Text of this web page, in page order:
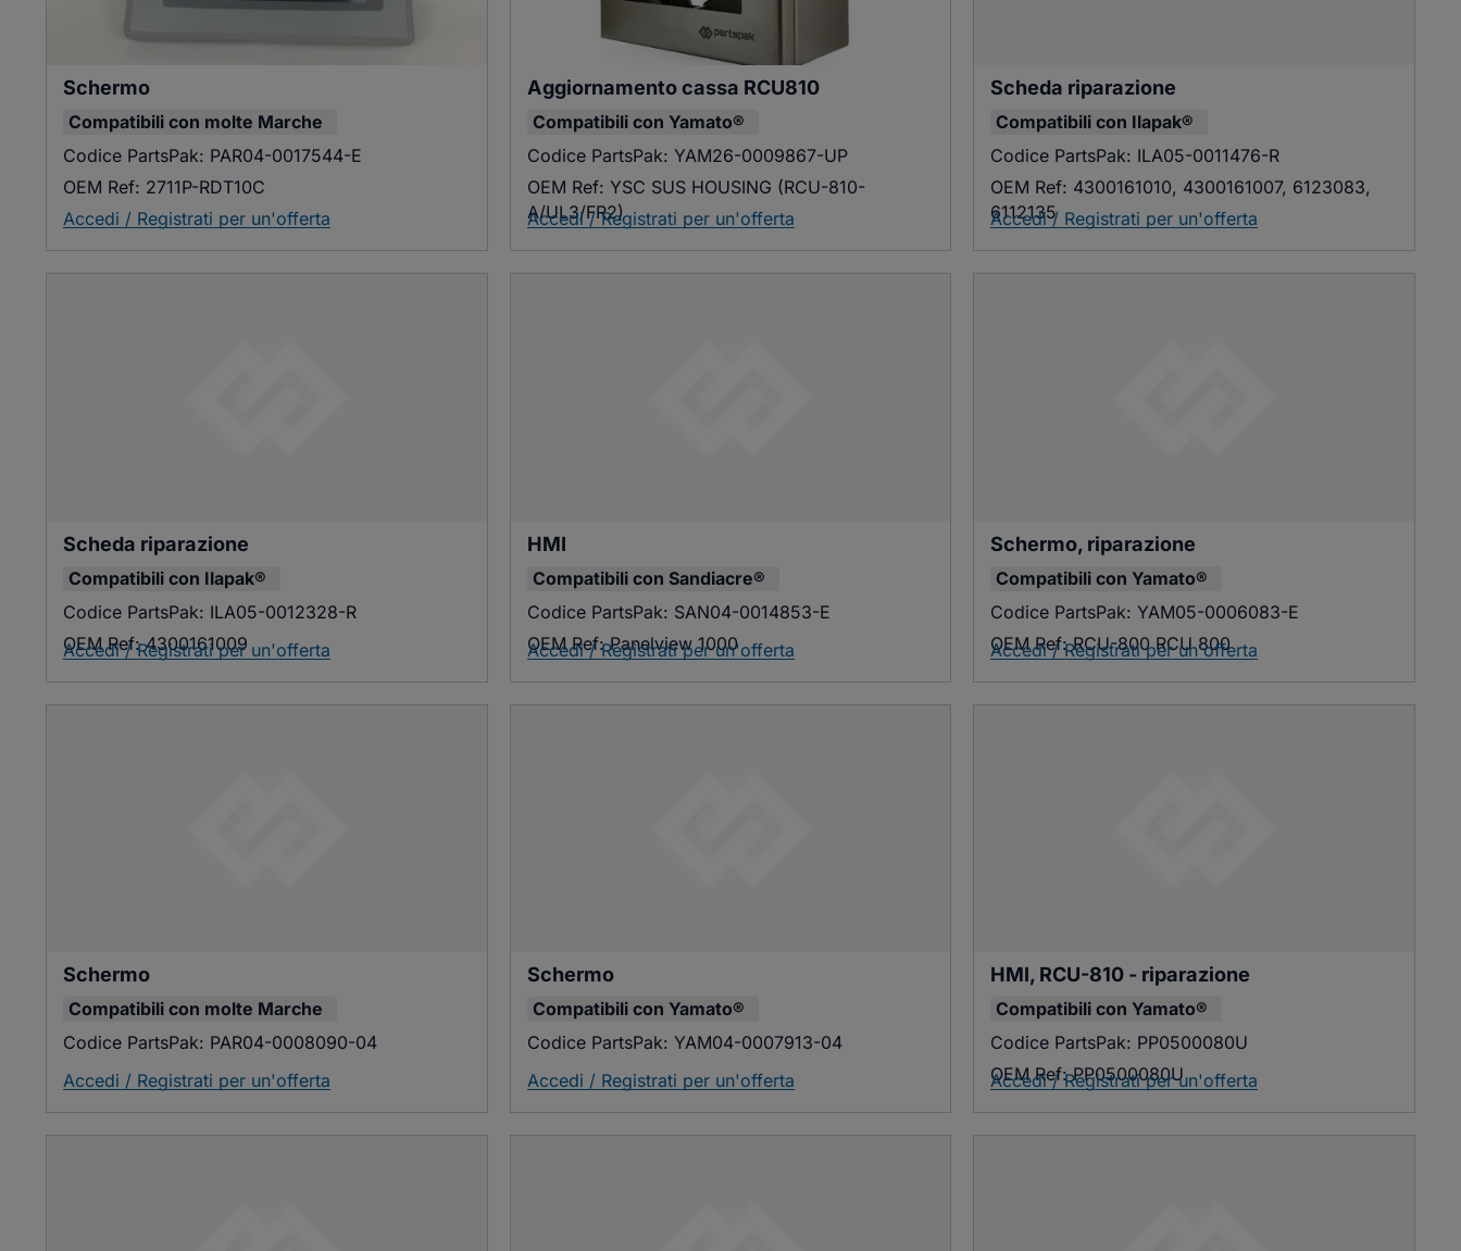
Schermo
Compatibili con molte Marche
Codice PartsPak: PAR04-0017544-E
OEM Ref: 2711P-RDT10C
Accedi / Registrati per un'offerta
Aggiornamento cassa RCU810
Compatibili con Yamato®
Codice PartsPak: YAM26-0009867-UP
OEM Ref: YSC SUS HOUSING (RCU-810-
A/UL3/FR2)
Accedi / Registrati per un'offerta
Scheda riparazione
Compatibili con Ilapak®
Codice PartsPak: ILA05-0011476-R
OEM Ref: 4300161010, 4300161007, 6123083,
6112135
Accedi / Registrati per un'offerta
Scheda riparazione
Compatibili con Ilapak®
Codice PartsPak: ILA05-0012328-R
OEM Ref: 4300161009
Accedi / Registrati per un'offerta
HMI
Compatibili con Sandiacre®
Codice PartsPak: SAN04-0014853-E
OEM Ref: Panelview 1000
Accedi / Registrati per un'offerta
Schermo, riparazione
Compatibili con Yamato®
Codice PartsPak:YAM05-0006083-E
OEM Ref: RCU-800 RCU 800
Accedi / Registrati per un'offerta
Schermo
Compatibili con molte Marche
Codice PartsPak: PAR04-0008090-04
Accedi / Registrati per un'offerta
Schermo
Compatibili con Yamato®
Codice PartsPak: YAM04-0007913-04
Accedi / Registrati per un'offerta
HMI, RCU-810 - riparazione
Compatibili con Yamato®
Codice PartsPak: PP0500080U
OEM Ref: PP0500080U
Accedi / Registrati per un'offerta